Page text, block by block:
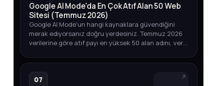
Google AI Mode'da En Çok Atıf Alan 50 Web
Sitesi (Temmuz 2026)
Google AI Mode'un hangi kaynaklara güvendiğini
merak ediyorsanız doğru yerdesiniz. Temmuz 2026
verilerine göre atıf payı en yüksek 50 alan adını, veri
yollarını keşfedin.
07